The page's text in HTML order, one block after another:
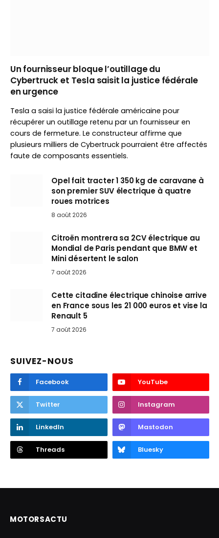
Un fournisseur bloque l’outillage du
Cybertruck et Tesla saisit la justice fédérale
en urgence
Tesla a saisi la justice fédérale américaine pour
récupérer un outillage retenu par un fournisseur en
cours de fermeture. Le constructeur affirme que
plusieurs milliers de Cybertruck pourraient être affectés
faute de composants essentiels.
Opel fait tracter 1 350 kg de caravane à
son premier SUV électrique à quatre
roues motrices
8 août 2026
Citroën montrera sa 2CV électrique au
Mondial de Paris pendant que BMW et
Mini désertent le salon
7 août 2026
Cette citadine électrique chinoise arrive
en France sous les 21 000 euros et vise la
Renault 5
7 août 2026
SUIVEZ-NOUS
Facebook YouTube
Twitter Instagram
LinkedIn Mastodon
Threads Bluesky
MOTORSACTU